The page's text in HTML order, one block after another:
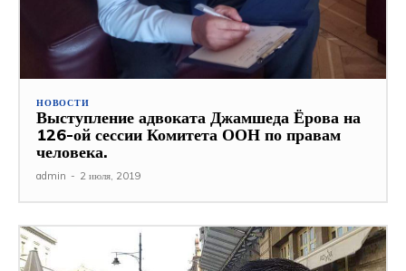
НОВОСТИ
Выступление адвоката Джамшеда Ёрова на
126-ой сессии Комитета ООН по правам
человека.
admin - 2 июля, 2019